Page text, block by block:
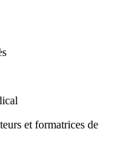
et formatrices de